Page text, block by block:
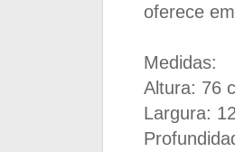
oferece
Medidas:
Altura: 76
Largura: